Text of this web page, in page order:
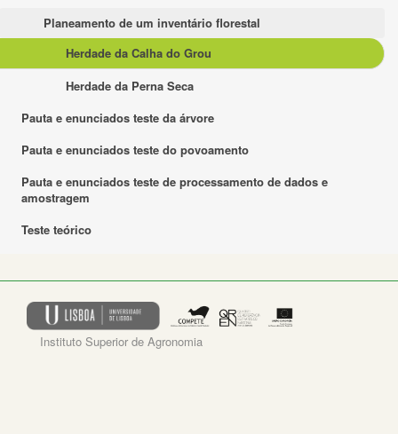
Planeamento de um inventário florestal
Herdade da Calha do Grou
Herdade da Perna Seca
Pauta e enunciados teste da árvore
Pauta e enunciados teste do povoamento
Pauta e enunciados teste de processamento de dados e
amostragem
Teste teórico
Instituto Superior de Agronomia